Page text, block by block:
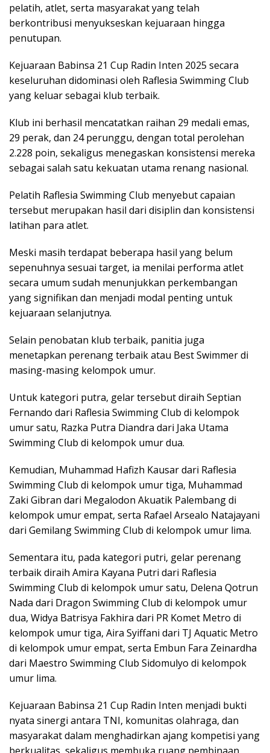
pelatih, atlet, serta masyarakat yang telah
berkontribusi menyukseskan kejuaraan hingga
penutupan.
Kejuaraan Babinsa 21 Cup Radin Inten 2025 secara
keseluruhan didominasi oleh Raflesia Swimming Club
yang keluar sebagai klub terbaik.
Klub ini berhasil mencatatkan raihan 29 medali emas,
29 perak, dan 24 perunggu, dengan total perolehan
2.228 poin, sekaligus menegaskan konsistensi mereka
sebagai salah satu kekuatan utama renang nasional.
Pelatih Raflesia Swimming Club menyebut capaian
tersebut merupakan hasil dari disiplin dan konsistensi
latihan para atlet.
Meski masih terdapat beberapa hasil yang belum
sepenuhnya sesuai target, ia menilai performa atlet
secara umum sudah menunjukkan perkembangan
yang signifikan dan menjadi modal penting untuk
kejuaraan selanjutnya.
Selain penobatan klub terbaik, panitia juga
menetapkan perenang terbaik atau Best Swimmer di
masing-masing kelompok umur.
Untuk kategori putra, gelar tersebut diraih Septian
Fernando dari Raflesia Swimming Club di kelompok
umur satu, Razka Putra Diandra dari Jaka Utama
Swimming Club di kelompok umur dua.
Kemudian, Muhammad Hafizh Kausar dari Raflesia
Swimming Club di kelompok umur tiga, Muhammad
Zaki Gibran dari Megalodon Akuatik Palembang di
kelompok umur empat, serta Rafael Arsealo Natajayani
dari Gemilang Swimming Club di kelompok umur lima.
Sementara itu, pada kategori putri, gelar perenang
terbaik diraih Amira Kayana Putri dari Raflesia
Swimming Club di kelompok umur satu, Delena Qotrun
Nada dari Dragon Swimming Club di kelompok umur
dua, Widya Batrisya Fakhira dari PR Komet Metro di
kelompok umur tiga, Aira Syiffani dari TJ Aquatic Metro
di kelompok umur empat, serta Embun Fara Zeinardha
dari Maestro Swimming Club Sidomulyo di kelompok
umur lima.
Kejuaraan Babinsa 21 Cup Radin Inten menjadi bukti
nyata sinergi antara TNI, komunitas olahraga, dan
masyarakat dalam menghadirkan ajang kompetisi yang